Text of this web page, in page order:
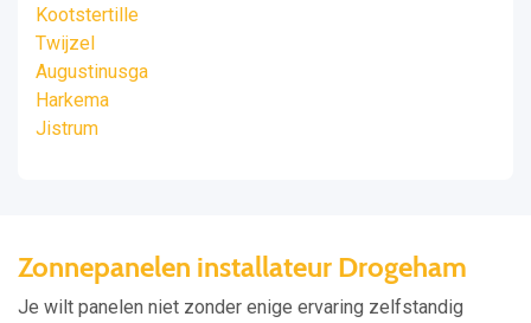
Kootstertille
Twijzel
Augustinusga
Harkema
Jistrum
Zonnepanelen installateur Drogeham
Je wilt panelen niet zonder enige ervaring zelfstandig